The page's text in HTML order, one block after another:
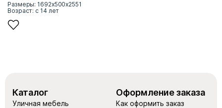
Размеры: 1692х500х2551
Возраст: с 14 лет
Каталог
Уличная мебель
Оформление заказа
Как оформить заказ